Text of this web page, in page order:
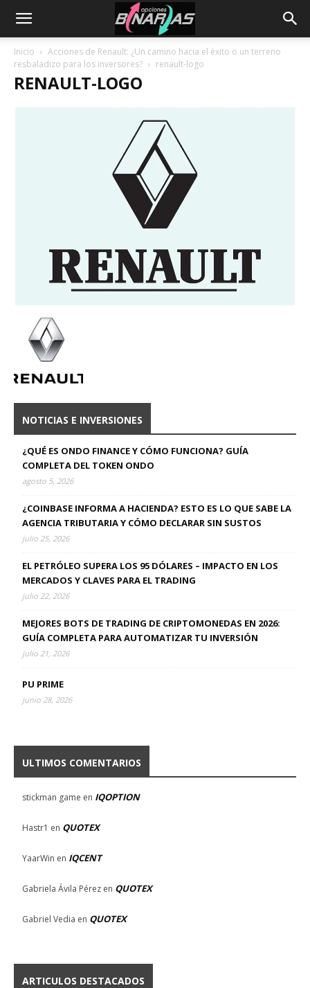
Inicio
Acciones de Renault: ¿Un camino hacia el éxito o un terreno
resbaladizo para los inversores?
renault-logo
RENAULT-LOGO
NOTICIAS E INVERSIONES
¿QUÉ ES ONDO FINANCE Y CÓMO FUNCIONA? GUÍA
COMPLETA DEL TOKEN ONDO
agosto 5, 2026
¿COINBASE INFORMA A HACIENDA? ESTO ES LO QUE SABE LA
AGENCIA TRIBUTARIA Y CÓMO DECLARAR SIN SUSTOS
julio 25, 2026
EL PETRÓLEO SUPERA LOS 95 DÓLARES – IMPACTO EN LOS
MERCADOS Y CLAVES PARA EL TRADING
julio 22, 2026
MEJORES BOTS DE TRADING DE CRIPTOMONEDAS EN 2026:
GUÍA COMPLETA PARA AUTOMATIZAR TU INVERSIÓN
julio 21, 2026
PU PRIME
junio 28, 2026
ULTIMOS COMENTARIOS
stickman game en IQOPTION
Hastr1 en QUOTEX
YaarWin en IQCENT
Gabriela Ávila Pérez en QUOTEX
Gabriel Vedia en QUOTEX
ARTICULOS DESTACADOS